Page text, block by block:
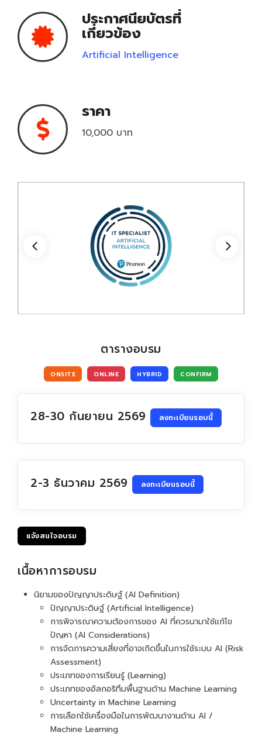
Pearson VUE
CompTIA
Learn & Practice
Testing Center
Locations
Become To Certiport
Certiport Authorized Testing Center (CATC)
ประกาศนียบัตรที่
เกี่ยวข้อง
Artificial Intelligence
ราคา
10,000 บาท
ตารางอบรม
ONSITE ONLINE HYBRID CONFIRM
28-30 กันยายน 2569 ลงทะเบียนรอบนี้
2-3 ธันวาคม 2569 ลงทะเบียนรอบนี้
แจ้งสนใจอบรม
เนื้อหาการอบรม
นิยามของปัญญาประดิษฐ์ (AI Definition)
ปัญญาประดิษฐ์ (Artificial Intelligence)
การพิจารณาความต้องการของ AI ที่ควรนามาใช้แก้ไข
ปัญหา (AI Considerations)
การจัดการความเสี่ยงที่อาจเกิดขึ้นในการใช้ระบบ AI (Risk
Assessment)
ประเภทของการเรียนรู้ (Learning)
ประเภทของอัลกอริทึมพื้นฐานด้าน Machine Learning
Uncertainty in Machine Learning
การเลือกใช้เครื่องมือในการพัฒนางานด้าน AI /
Machine Learning